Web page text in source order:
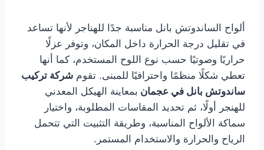
ألواح الساندوتش بانل مناسبة جدًا للهناجر لأنها تساعد
في تقليل درجة الحرارة داخل المكان، وتوفر عزلًا
حراريًا وصوتيًا حسب نوع اللوح المستخدم، كما أنها
تعطي شكلًا منظمًا واحترافيًا للمبنى. تقوم شركة تركيب
ساندوتش بانل في عجمان بمعاينة الهيكل المعدني
للهنجر أولًا، ثم تحديد المقاسات المطلوبة، واختيار
سماكة الألواح المناسبة، وطريقة التثبيت التي تتحمل
الرياح والحرارة والاستخدام المستمر.